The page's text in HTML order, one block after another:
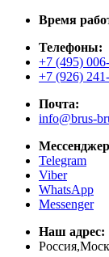
Время
Телефоны:
+7 (495)
+7 (926)
Почта:
info@brus-
Telegram
Viber
WhatsApp
Messenger
Наш адрес: